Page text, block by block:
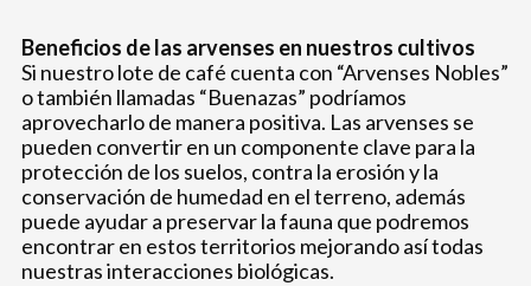
Beneficios de las arvenses en nuestros cultivos
Si nuestro lote de café cuenta con “Arvenses Nobles”
o también llamadas “Buenazas” podríamos
aprovecharlo de manera positiva. Las arvenses se
pueden convertir en un componente clave para la
protección de los suelos, contra la erosión y la
conservación de humedad en el terreno, además
puede ayudar a preservar la fauna que podremos
encontrar en estos territorios mejorando así todas
nuestras interacciones biológicas.